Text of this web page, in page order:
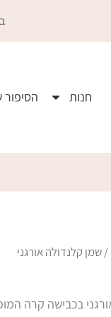
חנות הסיפור
/ שמן קלנדולה אורגני
בכבישה קרה